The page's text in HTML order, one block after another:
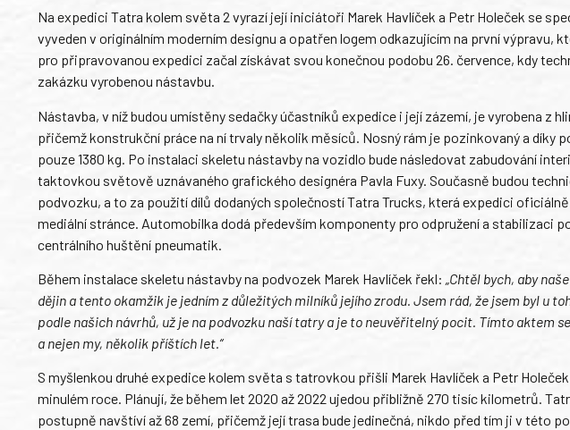
Na expedici Tatra kolem světa 2 vyrazí její iniciátoři Marek Havlíček a Petr Holeček se
vyveden v originálním moderním designu a opatřen logem odkazujícím na první výpravu,
pro připravovanou expedici začal získávat svou konečnou podobu 26. července, kdy
zakázku vyrobenou nástavbu.
Nástavba, v níž budou umístěny sedačky účastníků expedice i její zázemí, je vyrobena z
přičemž konstrukční práce na ní trvaly několik měsíců. Nosný rám je pozinkovaný a díky
pouze 1380 kg. Po instalaci skeletu nástavby na vozidlo bude následovat zabudování
taktovkou světově uznávaného grafického designéra Pavla Fuxy. Současně budou
podvozku, a to za použití dílů dodaných společností Tatra Trucks, která expedici
mediální stránce. Automobilka dodá především komponenty pro odpružení a stabilizaci
centrálního huštění pneumatik.
Během instalace skeletu nástavby na podvozek Marek Havlíček řekl: „Chtěl bych, aby
dějin a tento okamžik je jedním z důležitých milníků jejího zrodu. Jsem rád, že jsem byl u
podle našich návrhů, už je na podvozku naší tatry a je to neuvěřitelný pocit. Tímto aktem
a nejen my, několik příštích let.“
S myšlenkou druhé expedice kolem světa s tatrovkou přišli Marek Havlíček a Petr
minulém roce. Plánují, že během let 2020 až 2022 ujedou přibližně 270 tisíc kilometrů.
postupně navštíví až 68 zemí, přičemž její trasa bude jedinečná, nikdo před tím ji v této